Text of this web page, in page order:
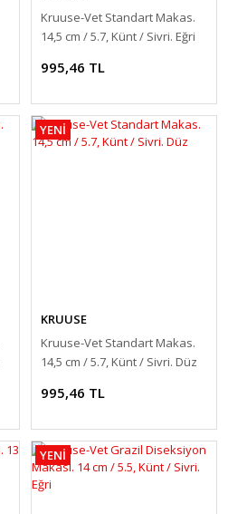
Kruuse-Vet Standart Makas.
14,5 cm / 5.7, Künt / Sivri. Eğri
995,46 TL
YENİ
KRUUSE
Kruuse-Vet Standart Makas.
14,5 cm / 5.7, Künt / Sivri. Düz
995,46 TL
YENİ